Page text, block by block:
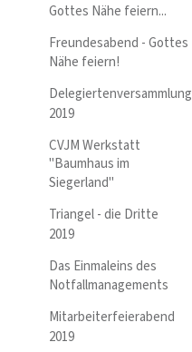
Gottes Nähe feiern...
Freundesabend - Gottes
Nähe feiern!
Delegiertenversammlung
2019
CVJM Werkstatt
"Baumhaus im
Siegerland"
Triangel - die Dritte
2019
Das Einmaleins des
Notfallmanagements
Mitarbeiterfeierabend
2019